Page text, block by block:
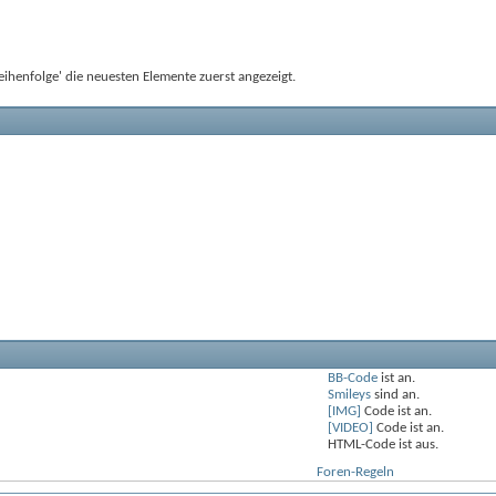
die neuesten Elemente zuerst angezeigt.
BB-Codeist an.
Smileyssind an.
[IMG] Code ist an.
[VIDEO] Code ist an.
HTML-Code ist aus.
Foren-Regeln